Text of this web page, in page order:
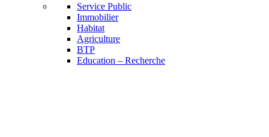
Service Public
Immobilier
Habitat
Agriculture
BTP
Education – Recherche